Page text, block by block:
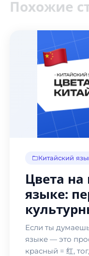
Похожие
Китайский
Цвета
языке:
секреты
для
Если ты
языке — это
красный = 红,